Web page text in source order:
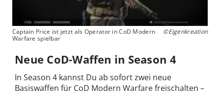
Captain Price ist jetzt als Operator in CoD Modern
Warfare spielbar
©Eigenkreation
Neue CoD-Waffen in Season 4
In Season 4 kannst Du ab sofort zwei neue
Basiswaffen für CoD Modern Warfare freischalten –